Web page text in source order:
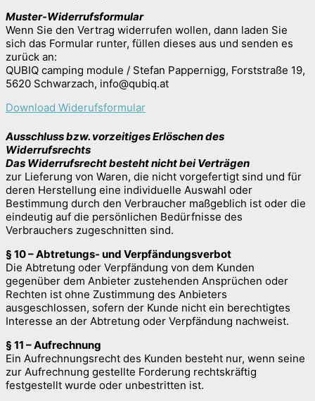
Muster-Widerrufsformular
Wenn Sie den Vertrag widerrufen wollen, dann laden Sie
sich das Formular runter, füllen dieses aus und senden es
zurück an:
QUBIQ camping module / Stefan Pappernigg, Forststraße 19,
5620 Schwarzach, info@qubiq.at
Download Widerufsformular
Ausschluss bzw. vorzeitiges Erlöschen des
Widerrufsrechts
Das Widerrufsrecht besteht nicht bei Verträgen
zur Lieferung von Waren, die nicht vorgefertigt sind und für
deren Herstellung eine individuelle Auswahl oder
Bestimmung durch den Verbraucher maßgeblich ist oder die
eindeutig auf die persönlichen Bedürfnisse des
Verbrauchers zugeschnitten sind.
§ 10 – Abtretungs- und Verpfändungsverbot
Die Abtretung oder Verpfändung von dem Kunden
gegenüber dem Anbieter zustehenden Ansprüchen oder
Rechten ist ohne Zustimmung des Anbieters
ausgeschlossen, sofern der Kunde nicht ein berechtigtes
Interesse an der Abtretung oder Verpfändung nachweist.
§ 11 – Aufrechnung
Ein Aufrechnungsrecht des Kunden besteht nur, wenn seine
zur Aufrechnung gestellte Forderung rechtskräftig
festgestellt wurde oder unbestritten ist.